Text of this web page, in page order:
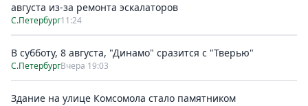
августа из-за ремонта эскалаторов
С.Петербург11:24
В субботу, 8 августа, "Динамо" сразится с "Тверью"
С.ПетербургВчера 19:03
Здание на улице Комсомола стало памятником